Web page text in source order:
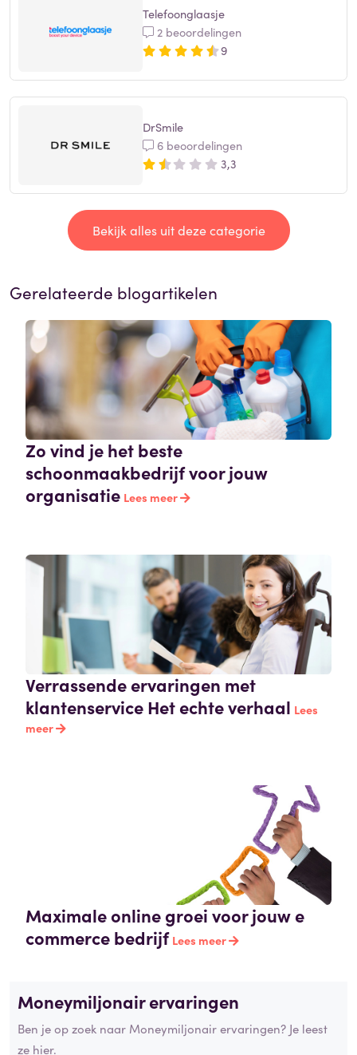
Telefoonglaasje
2 beoordelingen
9
DrSmile
6 beoordelingen
3,3
Bekijk alles uit deze categorie
Gerelateerde blogartikelen
Zo vind je het beste
schoonmaakbedrijf voor jouw
organisatie Lees meer
Verrassende ervaringen met
klantenservice Het echte verhaal Lees
meer
Maximale online groei voor jouw e
commerce bedrijf Lees meer
Moneymiljonair ervaringen
Ben je op zoek naar Moneymiljonair ervaringen? Je leest
ze hier.